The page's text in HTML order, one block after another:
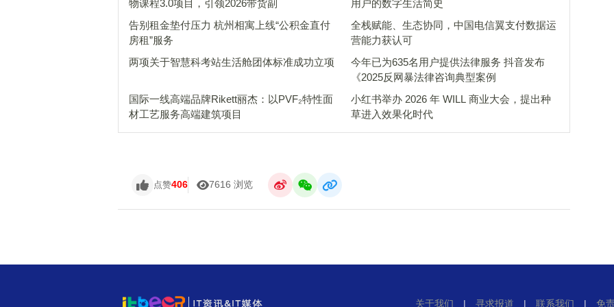
物课程3.0项目，引领2026带货副
用户的数字生活简史
告别租金垫付压力 杭州相寓上线“公积金直付
房租”服务
全栈赋能、生态协同，中国电信翼支付数据运
营能力获认可
两项关于智慧科考站生活舱团体标准成功立项
今年已为635名用户提供法律服务 抖音发布
《2025反网暴法律咨询典型案例
国际一线高端品牌Rikett丽杰：以PVF₂特性面
材工艺服务高端建筑项目
小红书举办 2026 年 WILL 商业大会，提出种
草进入效果化时代
点赞406 7616 浏览
关于我们 | 寻求报道 | 联系我们 | 免